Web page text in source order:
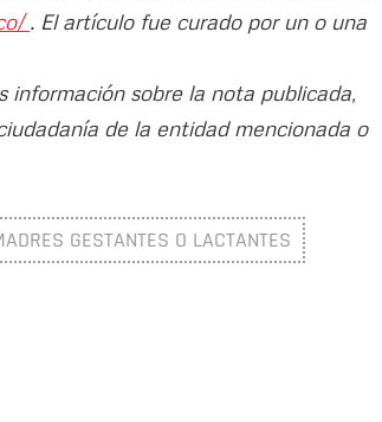
. El artículo fue curado por un o una
información sobre la nota publicada,
de la entidad mencionada o
GESTANTES O LACTANTES